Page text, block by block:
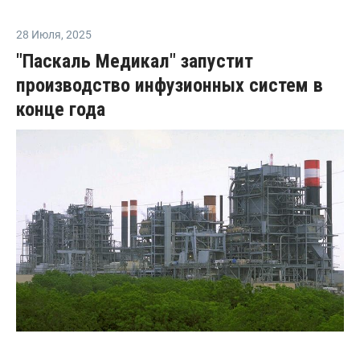
28 Июля, 2025
"Паскаль Медикал" запустит
производство инфузионных систем в
конце года